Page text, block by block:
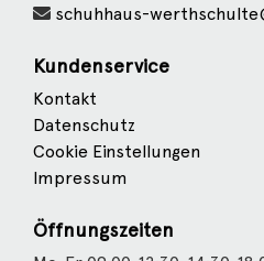
schuhhaus-
Kundenservice
Kontakt
Datenschutz
Cookie Einstellungen
Impressum
Öffnungszeiten